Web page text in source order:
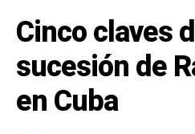
Cinco claves
sucesión de
en Cuba